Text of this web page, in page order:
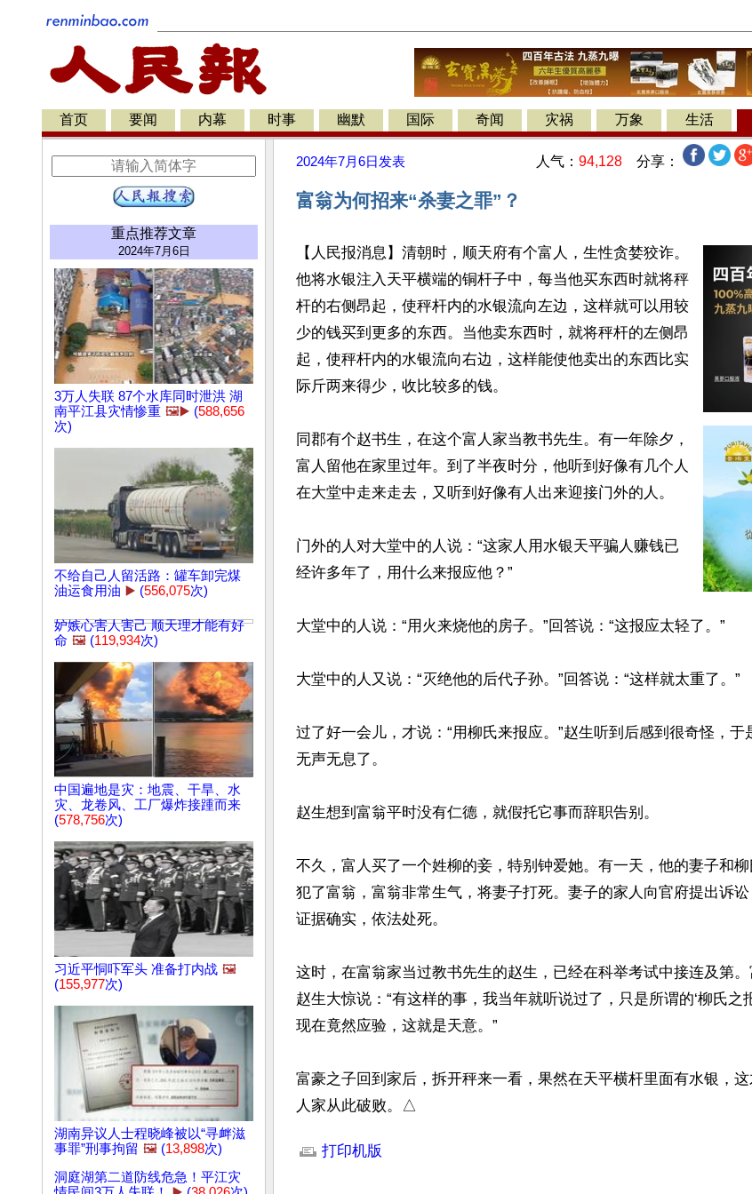
首页 要闻 内幕 时事 幽默 国际 奇闻 灾祸 万象 生活
重点推荐文章
2024年7月6日
3万人失联 87个水库同时泄洪 湖
南平江县灾情惨重 🖼️▶️ (588,656
次)
不给自己人留活路：罐车卸完煤
油运食用油 ▶️ (556,075次)
妒嫉心害人害己 顺天理才能有好
命 🖼️ (119,934次)
中国遍地是灾：地震、干旱、水
灾、龙卷风、工厂爆炸接踵而来
(578,756次)
习近平恫吓军头 准备打内战 🖼️
(155,977次)
湖南异议人士程晓峰被以“寻衅滋
事罪”刑事拘留 🖼️ (13,898次)
洞庭湖第二道防线危急！平江灾
2024年7月6日 发表 人气： 94,128 分享：
富翁为何招来“杀妻之罪”？
【人民报消息】清朝时，顺天府有个富人，生性贪婪狡诈。
他将水银注入天平横端的铜杆子中，每当他买东西时就将秤
杆的右侧昂起，使秤杆内的水银流向左边，这样就可以用较
少的钱买到更多的东西。当他卖东西时，就将秤杆的左侧昂
起，使秤杆内的水银流向右边，这样能使他卖出的东西比实
际斤两来得少，收比较多的钱。
同郡有个赵书生，在这个富人家当教书先生。有一年除夕，
富人留他在家里过年。到了半夜时分，他听到好像有几个人
在大堂中走来走去，又听到好像有人出来迎接门外的人。
门外的人对大堂中的人说：“这家人用水银天平骗人赚钱已
经许多年了，用什么来报应他？”
大堂中的人说：“用火来烧他的房子。”回答说：“这报应太轻了。”
大堂中的人又说：“灭绝他的后代子孙。”回答说：“这样就太重了。”
过了好一会儿，才说：“用柳氏来报应。”赵生听到后感到很奇怪，
无声无息了。
赵生想到富翁平时没有仁德，就假托它事而辞职告别。
不久，富人买了一个姓柳的妾，特别钟爱她。有一天，他的妻子和
犯了富翁，富翁非常生气，将妻子打死。妻子的家人向官府提出诉
证据确实，依法处死。
这时，在富翁家当过教书先生的赵生，已经在科举考试中接连及第。
赵生大惊说：“有这样的事，我当年就听说过了，只是所谓的‘柳氏之
现在竟然应验，这就是天意。”
富豪之子回到家后，拆开秤来一看，果然在天平横杆里面有水银，
人家从此破败。△
打印机版